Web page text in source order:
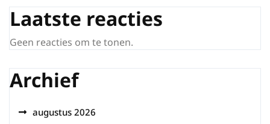
Laatste reacties
Geen reacties om te tonen.
Archief
augustus 2026